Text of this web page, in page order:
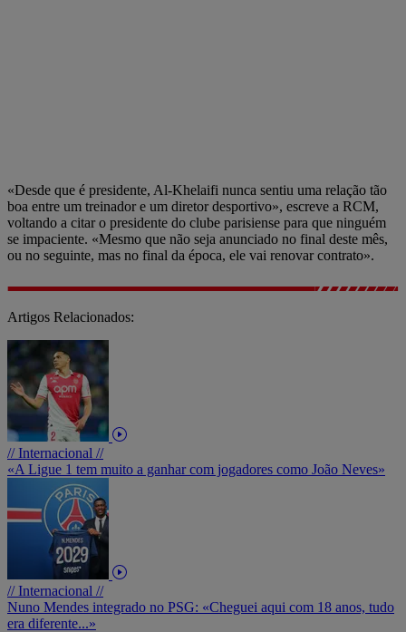
«Desde que é presidente, Al-Khelaifi nunca sentiu uma relação tão
boa entre um treinador e um diretor desportivo», escreve a RCM,
voltando a citar o presidente do clube parisiense para que ninguém
se impaciente. «Mesmo que não seja anunciado no final deste mês,
ou no seguinte, mas no final da época, ele vai renovar contrato».
Artigos Relacionados:
// Internacional //
«A Ligue 1 tem muito a ganhar com jogadores como João Neves»
// Internacional //
Nuno Mendes integrado no PSG: «Cheguei aqui com 18 anos, tudo
era diferente...»